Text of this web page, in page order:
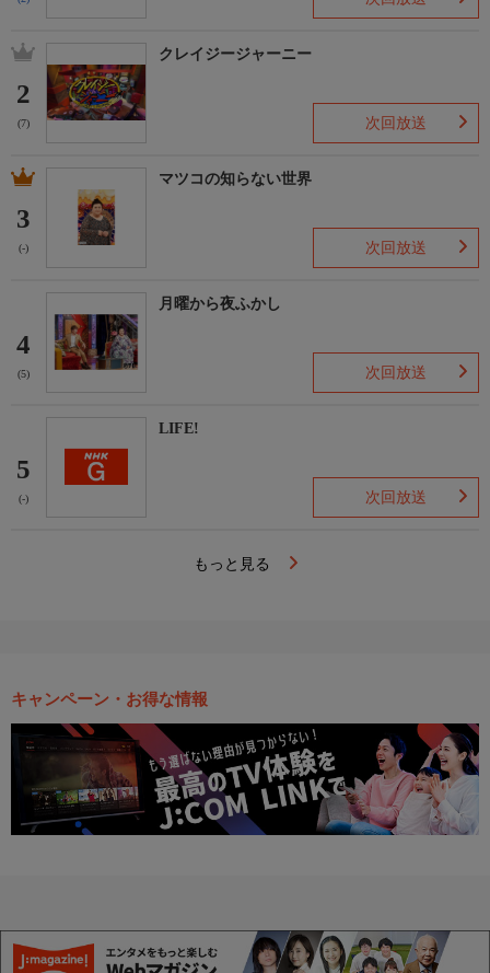
2
(7)
クレイジージャーニー
次回放送
3
(-)
マツコの知らない世界
次回放送
4
(5)
月曜から夜ふかし
次回放送
5
(-)
LIFE!
次回放送
もっと見る
キャンペーン・お得な情報